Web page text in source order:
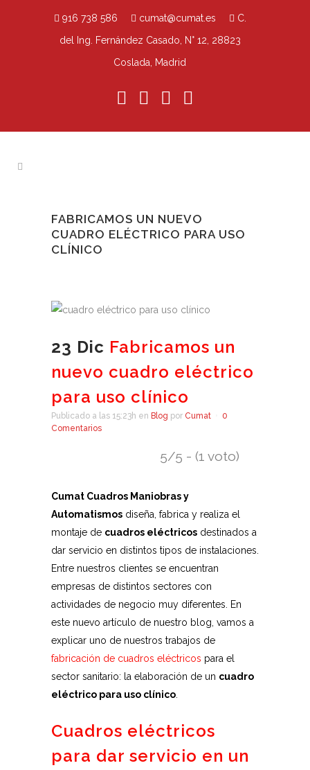
916 738 586 cumat@cumat.es
C.
del Ing. Fernández Casado, N° 12, 28823
Coslada, Madrid
FABRICAMOS UN NUEVO
CUADRO ELÉCTRICO PARA USO
CLÍNICO
23 Dic Fabricamos un
nuevo cuadro eléctrico
para uso clínico
Publicado a las 15:23h en Blog por Cumat
0
Comentarios
5/5 - (1 voto)
Cumat Cuadros Maniobras y
Automatismos diseña, fabrica y realiza el
montaje de cuadros eléctricos destinados a
dar servicio en distintos tipos de instalaciones.
Entre nuestros clientes se encuentran
empresas de distintos sectores con
actividades de negocio muy diferentes. En
este nuevo artículo de nuestro blog, vamos a
explicar uno de nuestros trabajos de
fabricación de cuadros eléctricos para el
sector sanitario: la elaboración de un cuadro
eléctrico para uso clínico
Cuadros eléctricos
para dar servicio en un